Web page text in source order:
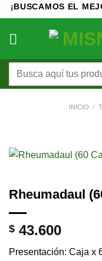
Saltar
al
contenido
¡BUSCAMOS EL
Buscar
INICIO /
Rheumadaul
$ 43.600
Presentación: Caja x